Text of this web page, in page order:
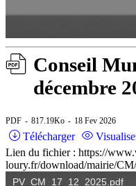
Conseil
décembre
PDF 817.19Ko 18 Fev 2026
Télécharger
Lien du fichier : https://
loury.fr/download/mairie/